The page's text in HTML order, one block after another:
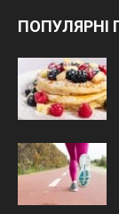
ПОПУЛЯРНІ